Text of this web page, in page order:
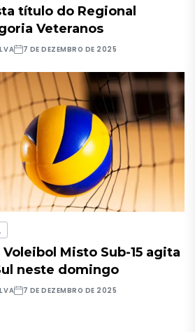
título do Regional
Veteranos
7 DE DEZEMBRO DE 2025
Voleibol Misto Sub-15 agita
neste domingo
7 DE DEZEMBRO DE 2025